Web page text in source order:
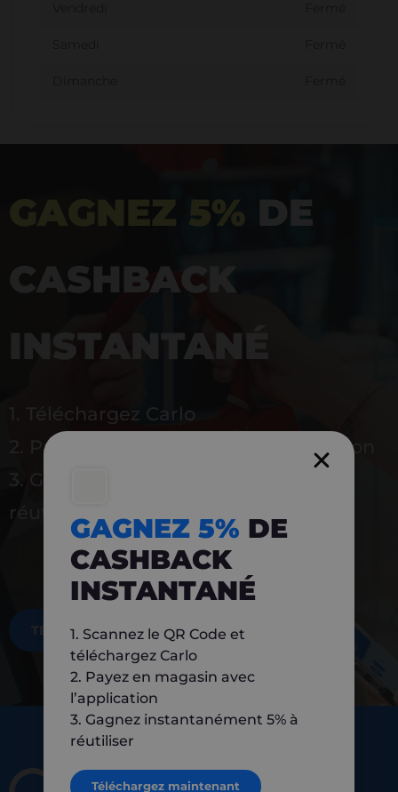
GAGNEZ 5% DE
CASHBACK
INSTANTANÉ
1. Téléchargez Carlo
2. Payez en magasin avec l’application
3. Gagnez instantanément 5 % à
réutiliser
TÉLÉCHARGEZ MAINTENANT
GAGNEZ 5% DE
CASHBACK
INSTANTANÉ
1. Scannez le QR Code et
téléchargez Carlo
2. Payez en magasin avec
l’application
3. Gagnez instantanément 5% à
réutiliser
Téléchargez maintenant